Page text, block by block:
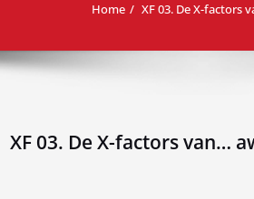
Home XF 03. De X-factors
XF 03. De X-factors van…